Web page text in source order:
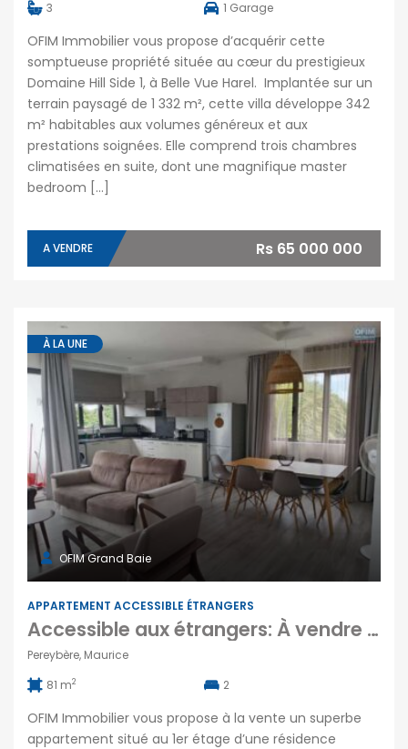
3 1 Garage
OFIM Immobilier vous propose d’acquérir cette
somptueuse propriété située au cœur du prestigieux
Domaine Hill Side 1, à Belle Vue Harel. Implantée sur un
terrain paysagé de 1 332 m², cette villa développe 342
m² habitables aux volumes généreux et aux
prestations soignées. Elle comprend trois chambres
climatisées en suite, dont une magnifique master
bedroom […]
A VENDRE Rs 65 000 000
À LA UNE
OFIM Grand Baie
APPARTEMENT ACCESSIBLE ÉTRANGERS
Accessible aux étrangers: À vendre un appartement moderne de 81m2 avec piscine à 5 mins de la plage de Pereybère
Pereybère, Maurice
81 m2 2
OFIM Immobilier vous propose à la vente un superbe
appartement situé au 1er étage d’une résidence